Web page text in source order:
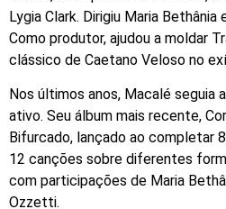
Lygia Clark. Dirigiu Maria Bethânia
Como produtor, ajudou a moldar
clássico de Caetano Veloso no
Nos últimos anos, Macalé seguia
ativo. Seu álbum mais recente,
Bifurcado, lançado ao completar
12 canções sobre diferentes
com participações de Maria
Ozzetti.